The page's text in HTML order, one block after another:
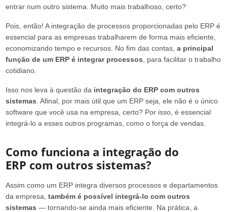
entrar num outro sistema. Muito mais trabalhoso, certo?
Pois, então! A integração de processos proporcionadas pelo ERP é
essencial para as empresas trabalharem de forma mais eficiente,
economizando tempo e recursos. No fim das contas, a principal
função de um ERP é integrar processos , para facilitar o trabalho
cotidiano.
Isso nos leva à questão da integração do ERP com outros
sistemas . Afinal, por mais útil que um ERP seja, ele não é o único
software que você usa na empresa, certo? Por isso, é essencial
integrá-lo a esses outros programas, como o força de vendas.
Como funciona a integração do
ERP com outros sistemas?
Assim como um ERP integra diversos processos e departamentos
da empresa, também é possível integrá-lo com outros
sistemas — tornando-se ainda mais eficiente. Na prática, a